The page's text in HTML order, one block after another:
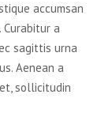
accumsan
a
sagittis urna
Aenean a
sollicitudin